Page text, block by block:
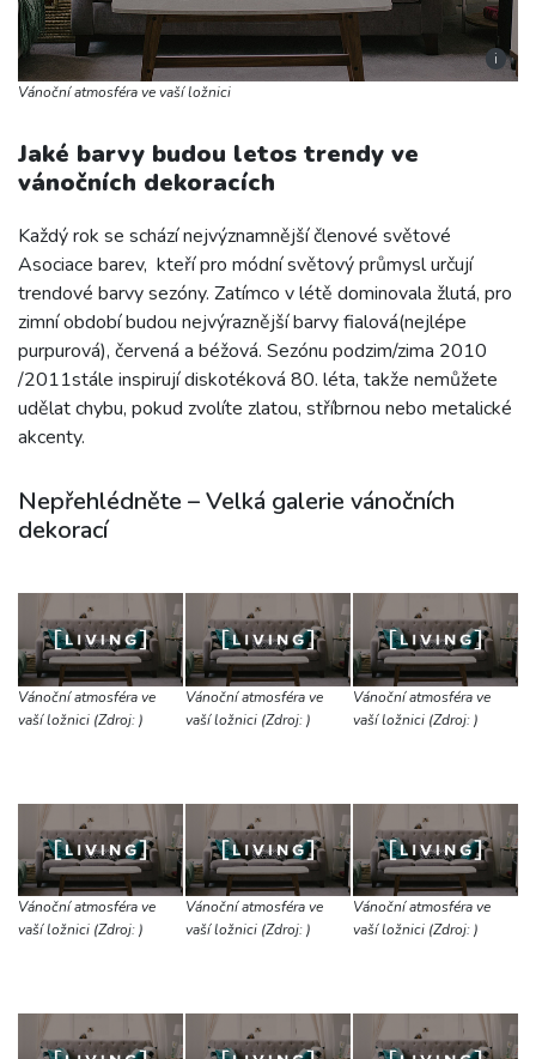
i
Vánoční atmosféra ve vaší ložnici
Jaké barvy budou letos trendy ve
vánočních dekoracích
Každý rok se schází nejvýznamnější členové světové
Asociace barev, kteří pro módní světový průmysl určují
trendové barvy sezóny. Zatímco v létě dominovala žlutá, pro
zimní období budou nejvýraznější barvy fialová(nejlépe
purpurová), červená a béžová. Sezónu podzim/zima 2010
/2011stále inspirují diskotéková 80. léta, takže nemůžete
udělat chybu, pokud zvolíte zlatou, stříbrnou nebo metalické
akcenty.
Nepřehlédněte – Velká galerie vánočních
dekorací
Vánoční atmosféra ve
vaší ložnici (Zdroj: )
Vánoční atmosféra ve
vaší ložnici (Zdroj: )
Vánoční atmosféra ve
vaší ložnici (Zdroj: )
Vánoční atmosféra ve
vaší ložnici (Zdroj: )
Vánoční atmosféra ve
vaší ložnici (Zdroj: )
Vánoční atmosféra ve
vaší ložnici (Zdroj: )